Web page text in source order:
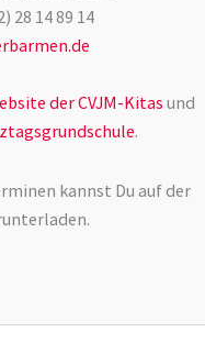
28 14 89 14
der CVJM-Kitas und
.
kannst Du auf der